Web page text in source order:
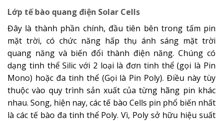
Lớp tế bào quang điện Solar Cells
Đây là thành phần chính, đầu tiên bên trong tấm pin
mặt trời, có chức năng hấp thụ ánh sáng mặt trời
quang năng và biến đổi thành điện năng. Chúng có
dạng tinh thể Silic với 2 loại là đơn tinh thể (gọi là Pin
Mono) hoặc đa tinh thể (Gọi là Pin Poly). Điều này tùy
thuộc vào quy trình sản xuất của từng hãng pin khác
nhau. Song, hiện nay, các tế bào Cells pin phổ biến nhất
là các tế bào đa tinh thể Poly. Vì, Poly sở hữu hiệu suất